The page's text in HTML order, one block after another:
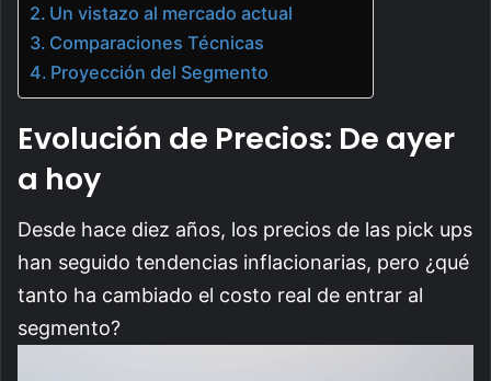
Un vistazo al mercado actual
Comparaciones Técnicas
Proyección del Segmento
Evolución de Precios: De ayer
a hoy
Desde hace diez años, los precios de las pick ups
han seguido tendencias inflacionarias, pero ¿qué
tanto ha cambiado el costo real de entrar al
segmento?